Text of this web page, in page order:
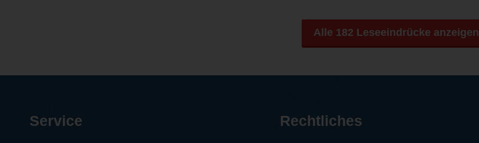
Alle 182 Leseeindrücke anzeigen
Service Rechtliches